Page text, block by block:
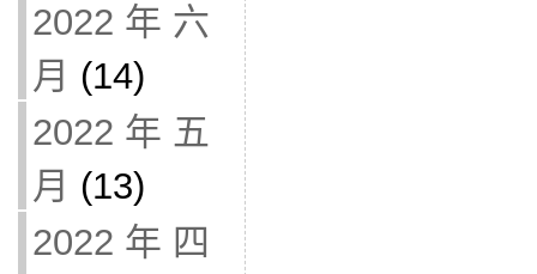
2022 年 六
月 (14)
2022 年 五
月 (13)
2022 年 四